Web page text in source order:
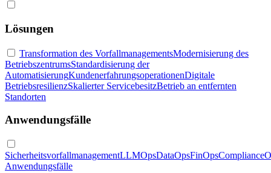
Lösungen
Transformation des VorfallmanagementsModernisierung des
BetriebszentrumsStandardisierung der
AutomatisierungKundenerfahrungsoperationenDigitale
BetriebsresilienzSkalierter ServicebesitzBetrieb an entfernten
Standorten
Anwendungsfälle
SicherheitsvorfallmanagementLLMOpsDataOpsFinOps
Anwendungsfälle